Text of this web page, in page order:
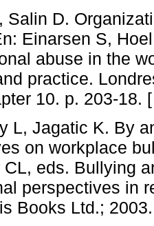
Salin D.
Einarsen S,
abuse in the
practice.
10. p. 203-18.
L, Jagatic K. By
on workplace
CL, eds. Bullying
perspectives in
Books Ltd.;